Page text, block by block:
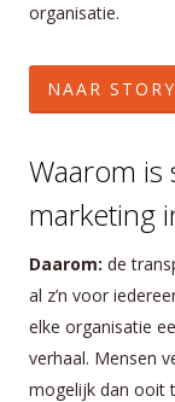
organisatie.
NAAR
Waarom is
marketing
Daarom: de
al z’n voor
elke organisatie
verhaal. Mensen
mogelijk dan ooit